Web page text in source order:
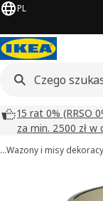
PL
15 rat 0% (RRSO
za min. 2500 zł w
…Wazony i misy